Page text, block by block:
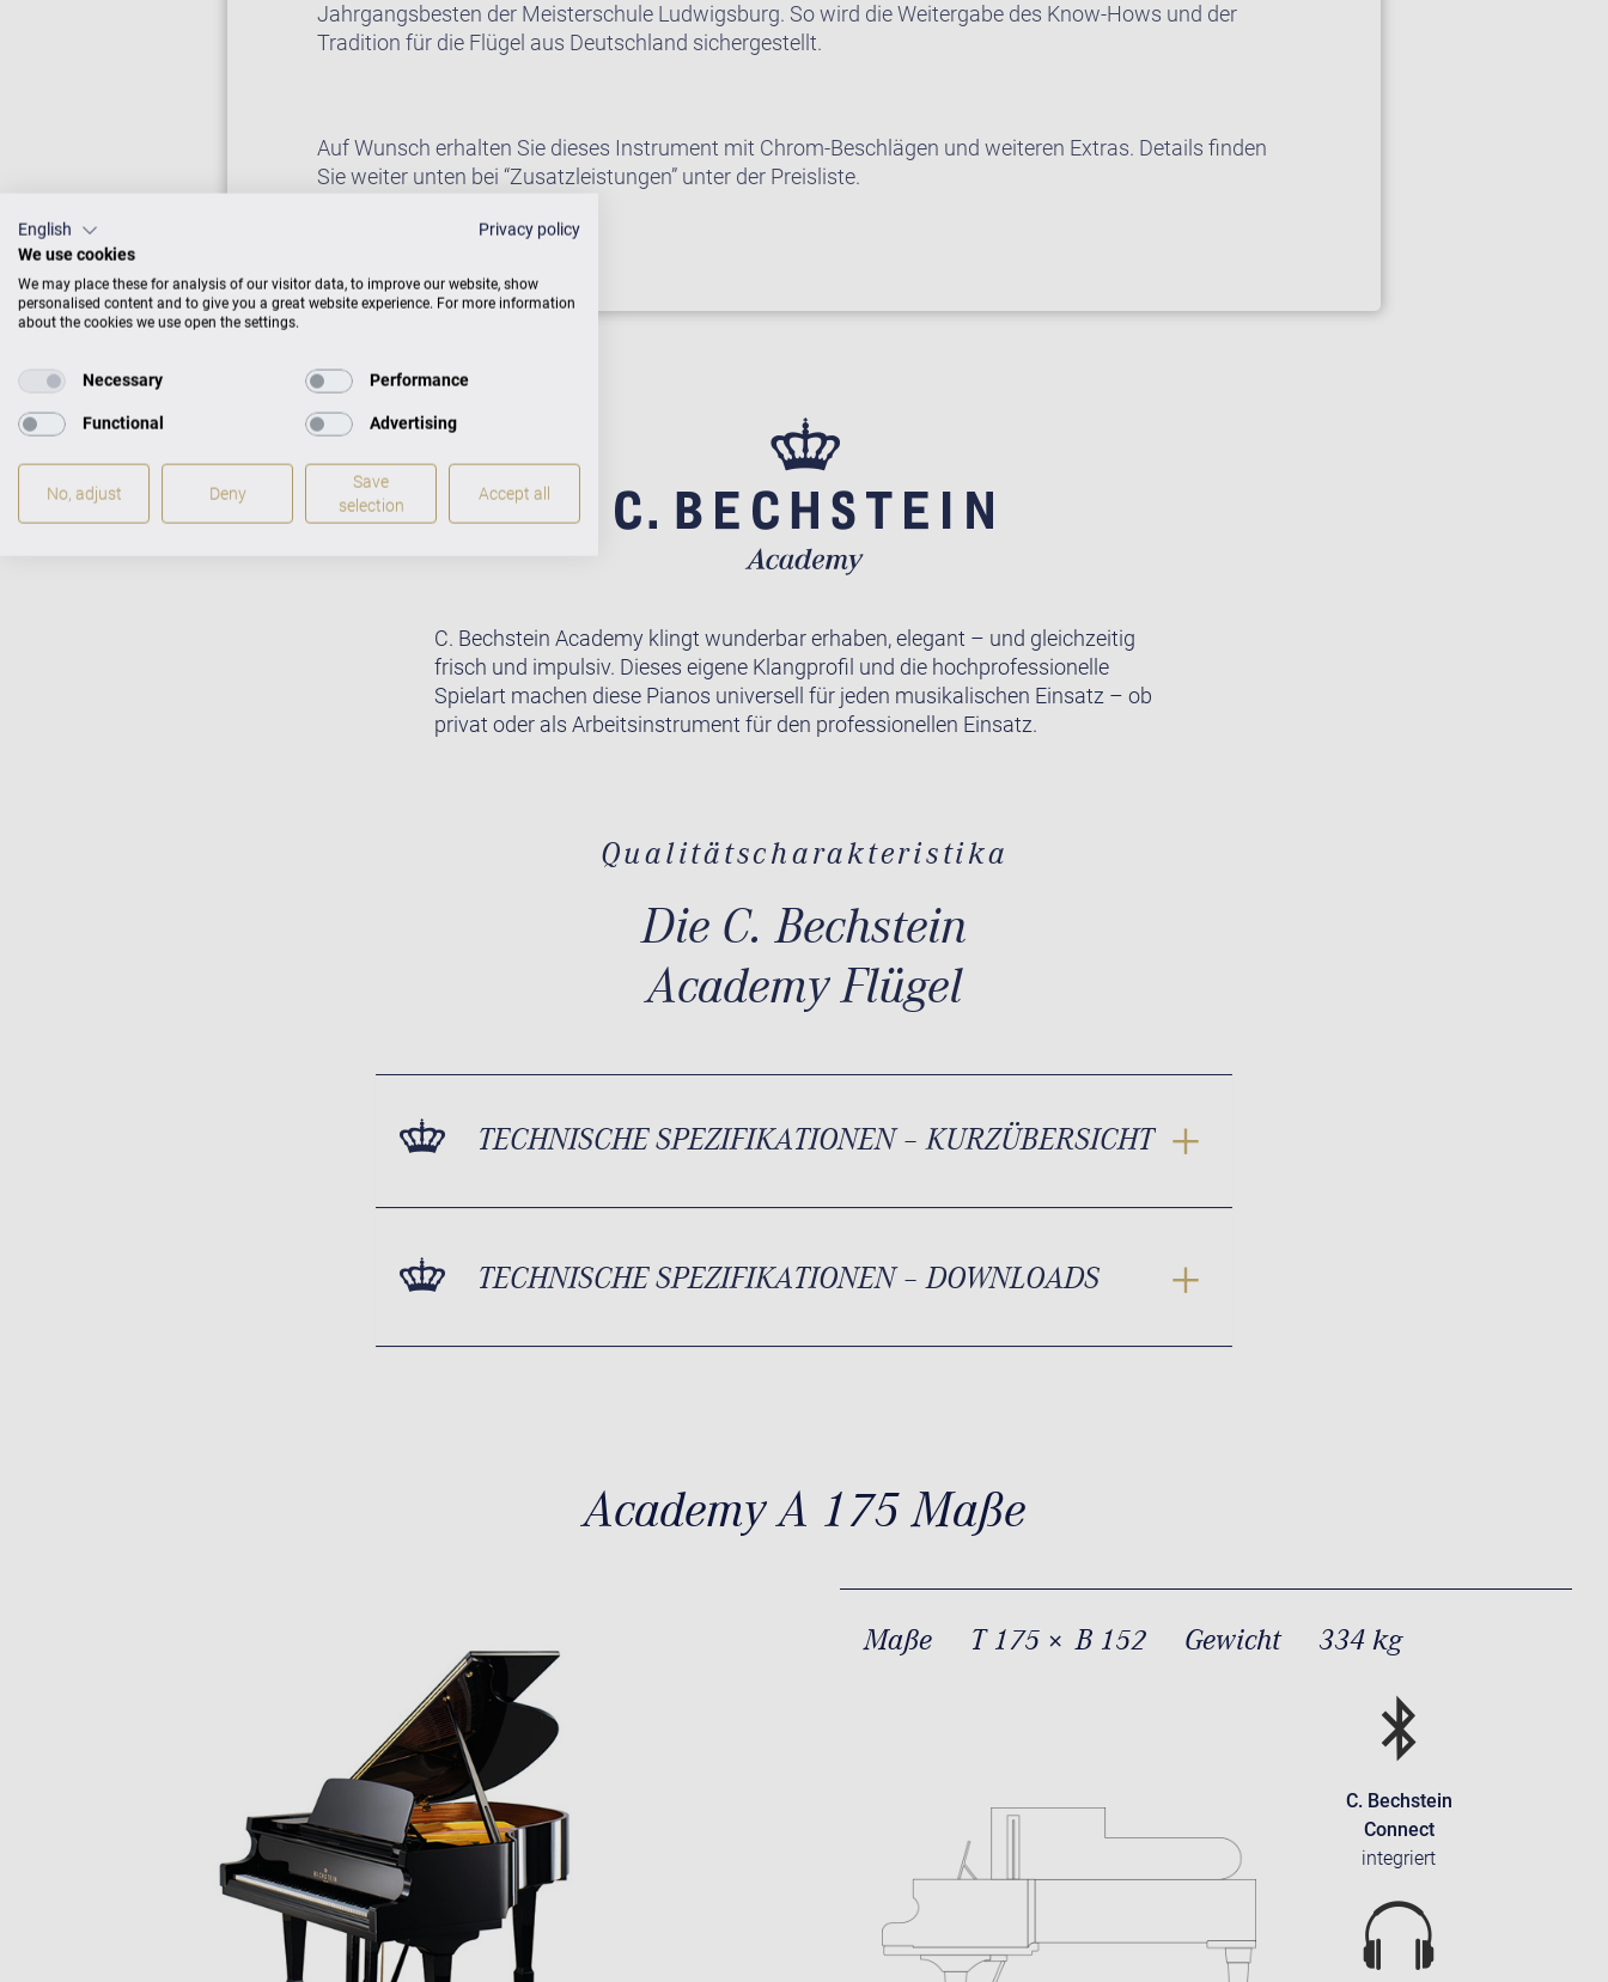
Jahrgangsbesten der Meisterschule Ludwigsburg. So wird die Weitergabe des Know-Hows und der
Tradition für die Flügel aus Deutschland sichergestellt.
Auf Wunsch erhalten Sie dieses Instrument mit Chrom-Beschlägen und weiteren Extras. Details finden
Sie weiter unten bei “Zusatzleistungen” unter der Preisliste.
C. Bechstein Academy klingt wunderbar erhaben, elegant – und gleichzeitig
frisch und impulsiv. Dieses eigene Klangprofil und die hochprofessionelle
Spielart machen diese Pianos universell für jeden musikalischen Einsatz – ob
privat oder als Arbeitsinstrument für den professionellen Einsatz.
Qualitätscharakteristika
Die C. Bechstein
Academy Flügel
TECHNISCHE SPEZIFIKATIONEN – KURZÜBERSICHT
TECHNISCHE SPEZIFIKATIONEN – DOWNLOADS
Academy A 175 Maße
Maße T 175 × B 152 Gewicht 334 kg
C. Bechstein
Connect
integriert
English
Privacy policy
We use cookies
We may place these for analysis of our visitor data, to improve our website, show
personalised content and to give you a great website experience. For more information
about the cookies we use open the settings.
Necessary Performance
Functional Advertising
No, adjust Deny
Save
selection
Accept all